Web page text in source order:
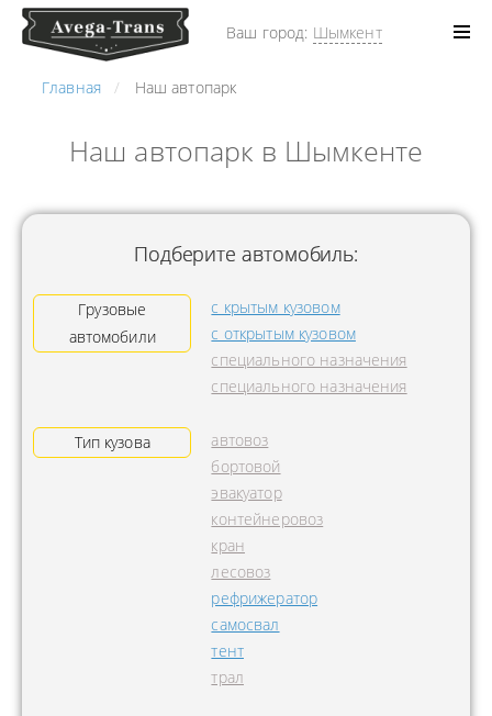
Ваш город: Шымкент
Главная Наш автопарк
Наш автопарк в Шымкенте
Подберите автомобиль:
Грузовые
автомобили
с крытым кузовом
с открытым кузовом
специального назначения
специального назначения
Тип кузова
автовоз
бортовой
эвакуатор
контейнеровоз
кран
лесовоз
рефрижератор
самосвал
тент
трал